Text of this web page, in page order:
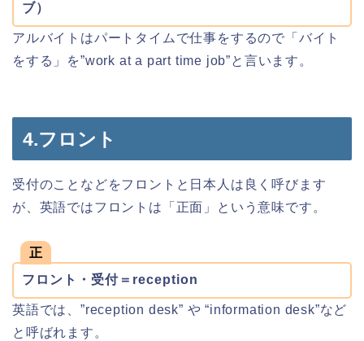
ブ）
アルバイトはパートタイムで仕事をするので「バイト
をする」を”work at a part time job”と言います。
4.フロント
受付のことなどをフロントと日本人は良く呼びます
が、英語ではフロントは「正面」という意味です。
正
フロント・受付＝reception
英語では、”reception desk” や “information desk”など
と呼ばれます。